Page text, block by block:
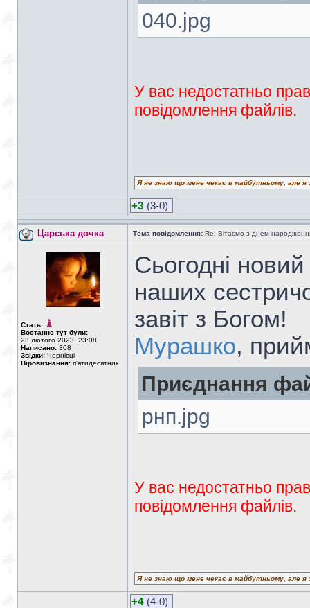
040.jpg
У вас недостатньо
повідомлення файлів.
Я не знаю що мене чекає в майбутньому, але
+3 (3-0)
Царська дочка Тема повідомлення: Re: Вітаємо з днем
Стать:
Востаннє тут були:
23 лютого 2023, 23:08
Написано: 308
Звідки: Чернівці
Віровизнання: п'ятидесятник
Сьогодні
наших
завіт з Богом!
Мурашко,
Приєднання
рнп.jpg
У вас недостатньо
повідомлення файлів.
Я не знаю що мене чекає в майбутньому, але
+4 (4-0)